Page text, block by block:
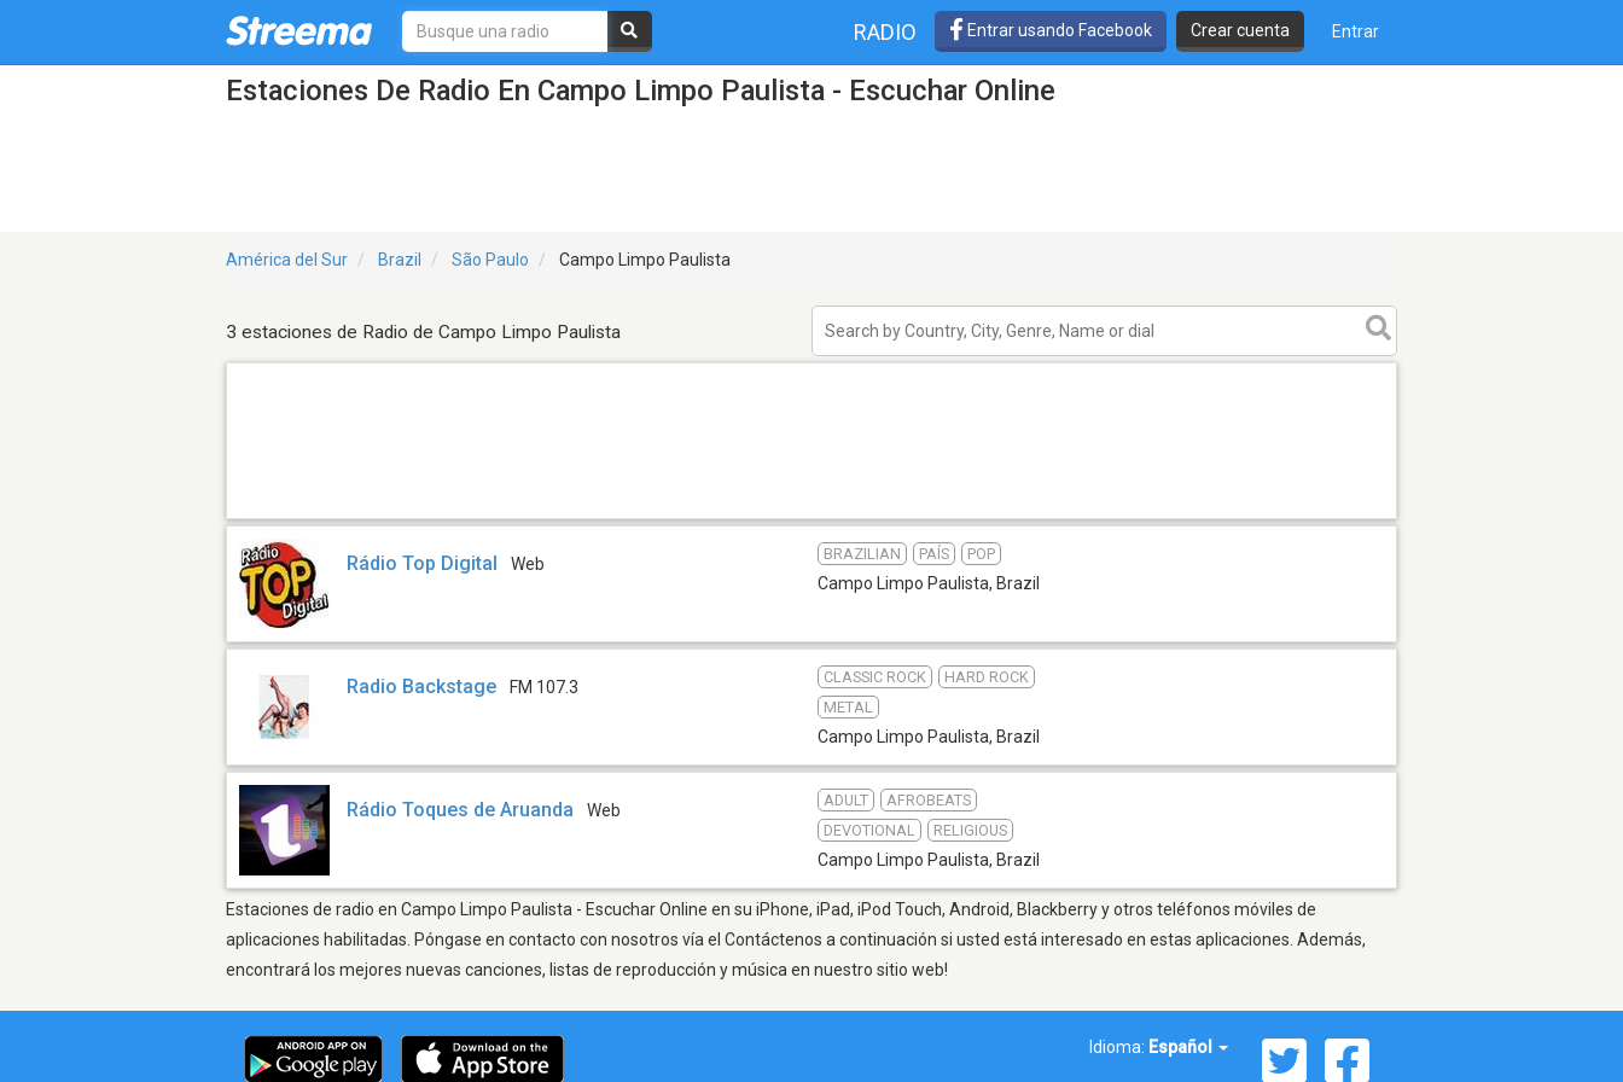
RADIO Entrar usando Facebook Crear cuenta Entrar
Estaciones De Radio En Campo Limpo Paulista - Escuchar Online
América del Sur Brazil São Paulo Campo Limpo Paulista
3 estaciones de Radio de Campo Limpo Paulista
Rádio Top Digital Web
BRAZILIAN PAÍS POP
Campo Limpo Paulista, Brazil
Radio Backstage FM 107.3
CLASSIC ROCK
HARD ROCK
METAL
Campo Limpo Paulista, Brazil
Rádio Toques de Aruanda Web
ADULT
AFROBEATS
DEVOTIONAL
RELIGIOUS
Campo Limpo Paulista, Brazil
Estaciones de radio en Campo Limpo Paulista - Escuchar Online en su iPhone, iPad, iPod Touch, Android, Blackberry y otros teléfonos móviles de
aplicaciones habilitadas. Póngase en contacto con nosotros vía el Contáctenos a continuación si usted está interesado en estas aplicaciones. Además,
encontrará los mejores nuevas canciones, listas de reproducción y música en nuestro sitio web!
Idioma: Español